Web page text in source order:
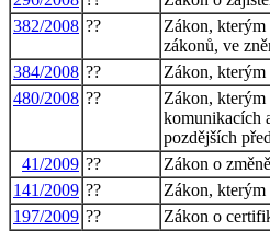
382/2008 ??
Zákon, kterým
zákonů, ve
384/2008 ??
Zákon, kterým
480/2008 ??
Zákon, kterým
komunikacích
pozdějších
41/2009 ??
Zákon o
141/2009 ??
Zákon, kterým
197/2009 ??
Zákon o